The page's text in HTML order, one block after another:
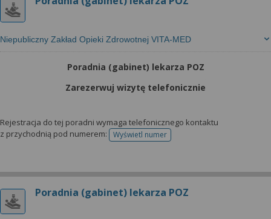
Niepubliczny Zakład Opieki Zdrowotnej VITA-MED
Poradnia (gabinet) lekarza POZ
Zarezerwuj wizytę telefonicznie
Rejestracja do tej poradni wymaga telefonicznego kontaktu
z przychodnią pod numerem:
Wyświetl numertelefonu do rejestracji
Poradnia (gabinet) lekarza POZ